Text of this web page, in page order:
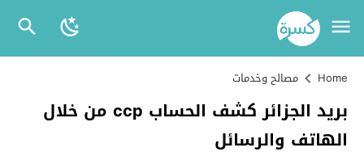
Home مصالح وخدمات
بريد الجزائر كشف الحساب ccp من خلال
الهاتف والرسائل